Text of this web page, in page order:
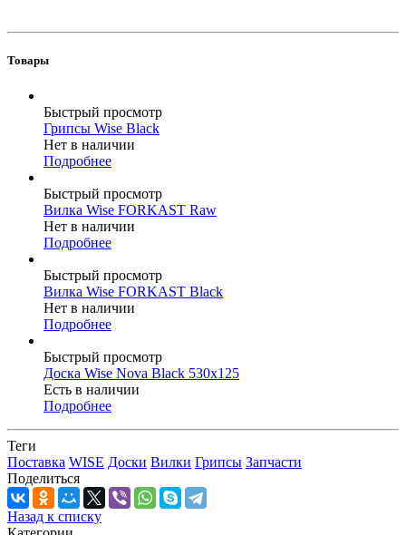
Товары
Быстрый просмотр
Грипсы Wise Black
Нет в наличии
Подробнее
Быстрый просмотр
Вилка Wise FORKAST Raw
Нет в наличии
Подробнее
Быстрый просмотр
Вилка Wise FORKAST Black
Нет в наличии
Подробнее
Быстрый просмотр
Доска Wise Nova Black 530x125
Есть в наличии
Подробнее
Теги
Поставка WISE Доски Вилки Грипсы Запчасти
Поделиться
Назад к списку